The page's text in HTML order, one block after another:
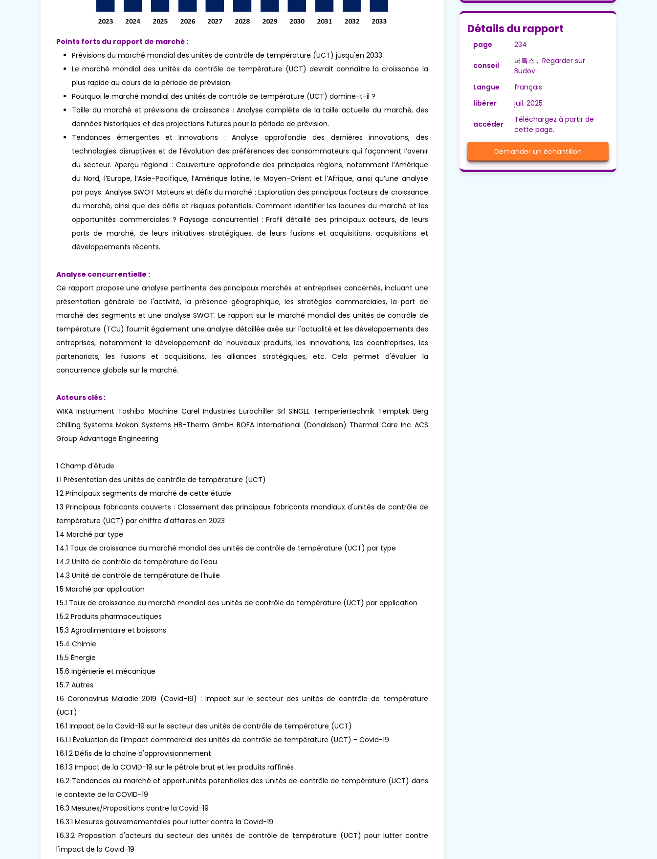
Points forts du rapport de marché :
Prévisions du marché mondial des unités de contrôle de température (UCT) jusqu'en 2033
Le marché mondial des unités de contrôle de température (UCT) devrait connaître la croissance la
plus rapide au cours de la période de prévision.
Pourquoi le marché mondial des unités de contrôle de température (UCT) domine-t-il ?
Taille du marché et prévisions de croissance : Analyse complète de la taille actuelle du marché, des
données historiques et des projections futures pour la période de prévision.
Tendances émergentes et Innovations : Analyse approfondie des dernières innovations, des
technologies disruptives et de l’évolution des préférences des consommateurs qui façonnent l’avenir
du secteur. Aperçu régional : Couverture approfondie des principales régions, notamment l’Amérique
du Nord, l’Europe, l’Asie-Pacifique, l’Amérique latine, le Moyen-Orient et l’Afrique, ainsi qu’une analyse
par pays. Analyse SWOT Moteurs et défis du marché : Exploration des principaux facteurs de croissance
du marché, ainsi que des défis et risques potentiels. Comment identifier les lacunes du marché et les
opportunités commerciales ? Paysage concurrentiel : Profil détaillé des principaux acteurs, de leurs
parts de marché, de leurs initiatives stratégiques, de leurs fusions et acquisitions. acquisitions et
développements récents.
Analyse concurrentielle :
Ce rapport propose une analyse pertinente des principaux marchés et entreprises concernés, incluant une
présentation générale de l'activité, la présence géographique, les stratégies commerciales, la part de
marché des segments et une analyse SWOT. Le rapport sur le marché mondial des unités de contrôle de
température (TCU) fournit également une analyse détaillée axée sur l'actualité et les développements des
entreprises, notamment le développement de nouveaux produits, les innovations, les coentreprises, les
partenariats, les fusions et acquisitions, les alliances stratégiques, etc. Cela permet d'évaluer la
concurrence globale sur le marché.
Acteurs clés :
WIKA Instrument Toshiba Machine Carel Industries Eurochiller Srl SINGLE Temperiertechnik Temptek Berg
Chilling Systems Mokon Systems HB-Therm GmbH BOFA International (Donaldson) Thermal Care Inc ACS
Group Advantage Engineering
1 Champ d'étude
1.1 Présentation des unités de contrôle de température (UCT)
1.2 Principaux segments de marché de cette étude
1.3 Principaux fabricants couverts : Classement des principaux fabricants mondiaux d'unités de contrôle de
température (UCT) par chiffre d'affaires en 2023
1.4 Marché par type
1.4.1 Taux de croissance du marché mondial des unités de contrôle de température (UCT) par type
1.4.2 Unité de contrôle de température de l'eau
1.4.3 Unité de contrôle de température de l'huile
1.5 Marché par application
1.5.1 Taux de croissance du marché mondial des unités de contrôle de température (UCT) par application
1.5.2 Produits pharmaceutiques
1.5.3 Agroalimentaire et boissons
1.5.4 Chimie
1.5.5 Énergie
1.5.6 Ingénierie et mécanique
1.5.7 Autres
1.6 Coronavirus Maladie 2019 (Covid-19) : Impact sur le secteur des unités de contrôle de température
(UCT)
1.6.1 Impact de la Covid-19 sur le secteur des unités de contrôle de température (UCT)
1.6.1.1 Évaluation de l'impact commercial des unités de contrôle de température (UCT) - Covid-19
1.6.1.2 Défis de la chaîne d'approvisionnement
1.6.1.3 Impact de la COVID-19 sur le pétrole brut et les produits raffinés
1.6.2 Tendances du marché et opportunités potentielles des unités de contrôle de température (UCT) dans
le contexte de la COVID-19
1.6.3 Mesures/Propositions contre la Covid-19
1.6.3.1 Mesures gouvernementales pour lutter contre la Covid-19
1.6.3.2 Proposition d'acteurs du secteur des unités de contrôle de température (UCT) pour lutter contre
l'impact de la Covid-19
Détails du rapport
page 234
conseil
퍼톡스 , Regarder sur
Budov
Langue
français
libérer
juil. 2025
accéder
Téléchargez à partir de
cette page.
Demander un échantillon